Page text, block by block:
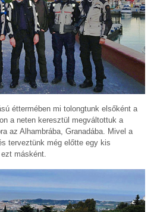
éttermében mi tolongtunk elsőként a
a neten keresztül megváltottuk a
az Alhambrába, Granadába. Mivel a
terveztünk még előtte egy kis
másként.